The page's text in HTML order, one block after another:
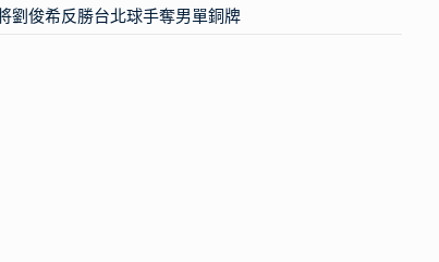
劉俊希反勝台北球手奪男單銅牌